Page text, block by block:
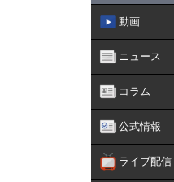
動画
ニュース
コラム
公式情報
ライブ配信